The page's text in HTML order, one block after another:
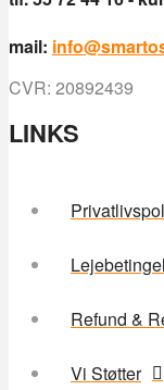
mail:
CVR: 20892439
LINKS
Refund &
Vi Støtter